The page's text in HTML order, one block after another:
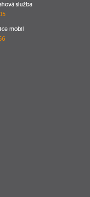
služba
mobil